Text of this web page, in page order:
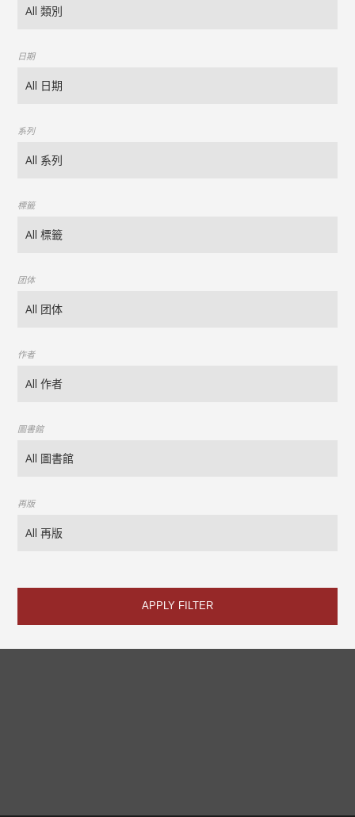
日期
系列
標籤
团体
作者
圖書館
再版
APPLY FILTER